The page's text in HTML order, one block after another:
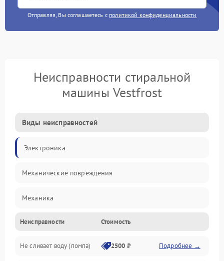
Отправляя, Вы соглашаетесь с политикой конфиденциальности
Неисправности стиральной
машины Vestfrost
Виды неисправностей
Электроника
Механические повреждения
Механика
Электропитание
Водоснабжение
Неисправности Стоимость
Не сливает воду (помпа) 2500 ₽ Подробнее →